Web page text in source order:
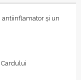
antiinflamator și un